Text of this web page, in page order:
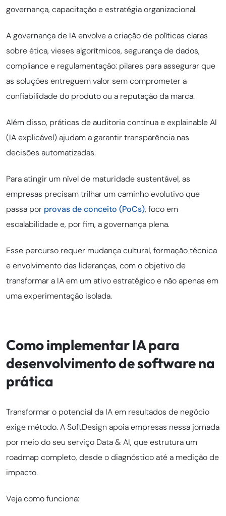
governança, capacitação e estratégia organizacional.
A governança de IA envolve a criação de políticas claras
sobre ética, vieses algorítmicos, segurança de dados,
compliance e regulamentação: pilares para assegurar que
as soluções entreguem valor sem comprometer a
confiabilidade do produto ou a reputação da marca.
Além disso, práticas de auditoria contínua e explainable AI
(IA explicável) ajudam a garantir transparência nas
decisões automatizadas.
Para atingir um nível de maturidade sustentável, as
empresas precisam trilhar um caminho evolutivo que
passa por provas de conceito (PoCs), foco em
escalabilidade e, por fim, a governança plena.
Esse percurso requer mudança cultural, formação técnica
e envolvimento das lideranças, com o objetivo de
transformar a IA em um ativo estratégico e não apenas em
uma experimentação isolada.
Como implementar IA para
desenvolvimento de software na
prática
Transformar o potencial da IA em resultados de negócio
exige método. A SoftDesign apoia empresas nessa jornada
por meio do seu serviço Data & AI, que estrutura um
roadmap completo, desde o diagnóstico até a medição de
impacto.
Veja como funciona: